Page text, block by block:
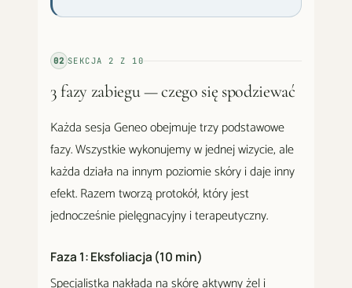
02 SEKCJA 2 Z 10
3 fazy zabiegu — czego się spodziewać
Każda sesja Geneo obejmuje trzy podstawowe
fazy. Wszystkie wykonujemy w jednej wizycie, ale
każda działa na innym poziomie skóry i daje inny
efekt. Razem tworzą protokół, który jest
jednocześnie pielęgnacyjny i terapeutyczny.
Faza 1: Eksfoliacja (10 min)